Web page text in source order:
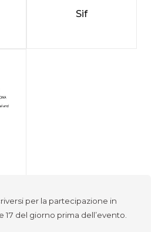
per la partecipazione in
17 del giorno prima dell’evento.
Sif